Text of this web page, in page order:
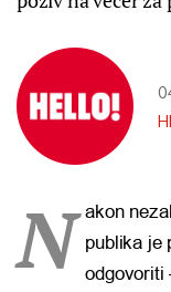
N akon
publika je
odgovoriti